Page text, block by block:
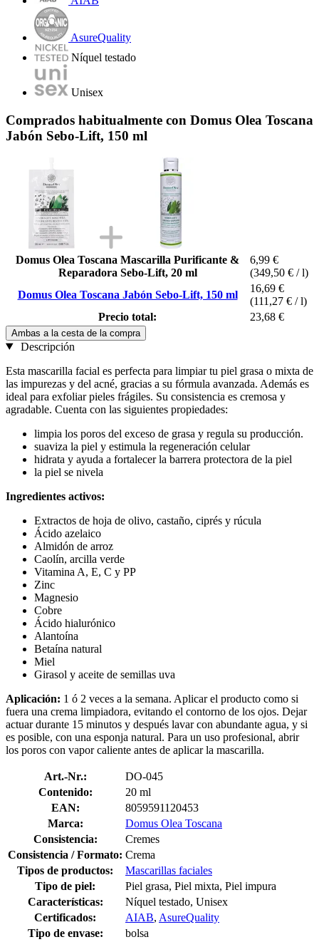
AsureQuality
Níquel testado
Unisex
Comprados habitualmente con Domus Olea Toscana
Jabón Sebo-Lift, 150 ml
Domus Olea Toscana Mascarilla Purificante &
Reparadora Sebo-Lift, 20 ml
6,99 €
(349,50 € / l)
Domus Olea Toscana Jabón Sebo-Lift, 150 ml
16,69 €
(111,27 € / l)
Precio total:
23,68 €
Ambas a la cesta de la compra
Descripción
Esta mascarilla facial es perfecta para limpiar tu piel grasa o mixta de
las impurezas y del acné, gracias a su fórmula avanzada. Además es
ideal para exfoliar pieles frágiles. Su consistencia es cremosa y
agradable. Cuenta con las siguientes propiedades:
limpia los poros del exceso de grasa y regula su producción.
suaviza la piel y estimula la regeneración celular
hidrata y ayuda a fortalecer la barrera protectora de la piel
la piel se nivela
Ingredientes activos:
Extractos de hoja de olivo, castaño, ciprés y rúcula
Ácido azelaico
Almidón de arroz
Caolín, arcilla verde
Vitamina A, E, C y PP
Zinc
Magnesio
Cobre
Ácido hialurónico
Alantoína
Betaína natural
Miel
Girasol y aceite de semillas uva
Aplicación: 1 ó 2 veces a la semana. Aplicar el producto como si
fuera una crema limpiadora, evitando el contorno de los ojos. Dejar
actuar durante 15 minutos y después lavar con abundante agua, y si
es posible, con una esponja natural. Para un uso profesional, abrir
los poros con vapor caliente antes de aplicar la mascarilla.
Art.-Nr.:
DO-045
Contenido:
20 ml
EAN:
8059591120453
Marca:
Domus Olea Toscana
Consistencia:
Cremes
Consistencia / Formato: Crema
Tipos de productos:
Mascarillas faciales
Tipo de piel:
Piel grasa, Piel mixta, Piel impura
Características:
Níquel testado, Unisex
Certificados:
AIAB, AsureQuality
Tipo de envase:
bolsa